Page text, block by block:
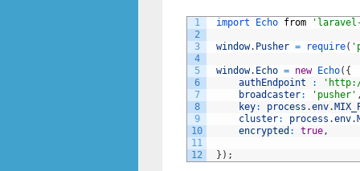
1
2
3
4
5
6
7
8
9
10
11
12
import Echo from
window. Pusher = require(
window. Echo = new Echo( {
authEndpoint
:
broadcaster: 'pusher'
key: process .env.
cluster: process .env.
encrypted : true,
} ) ;